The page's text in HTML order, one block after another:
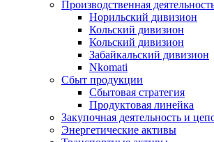
Производственная
Норильский дивизион
Кольский дивизион
Кольский дивизион
Забайкальский дивизион
Nkomati
Сбыт продукции
Сбытовая стратегия
Продуктовая линейка
Закупочная деятельность и
Энергетические активы